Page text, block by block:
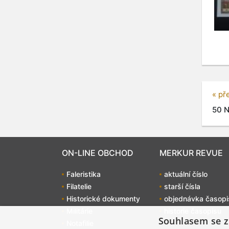
«
50
ON-LINE OBCHOD
Faleristika
Filatelie
Historické dokumenty
MERKUR REVUE
aktuální číslo
starší čísla
objednávka
Souhlasem se